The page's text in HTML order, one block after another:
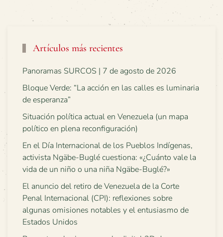
Artículos más recientes
Panoramas SURCOS | 7 de agosto de 2026
Bloque Verde: “La acción en las calles es luminaria
de esperanza”
Situación política actual en Venezuela (un mapa
político en plena reconfiguración)
En el Día Internacional de los Pueblos Indígenas,
activista Ngäbe-Buglé cuestiona: «¿Cuánto vale la
vida de un niño o una niña Ngäbe-Buglé?»
El anuncio del retiro de Venezuela de la Corte
Penal Internacional (CPI): reflexiones sobre
algunas omisiones notables y el entusiasmo de
Estados Unidos